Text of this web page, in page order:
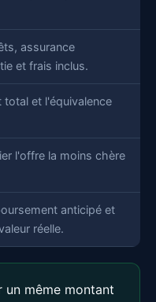
assurance
et frais inclus.
total et l'équivalence
l'offre la moins chère
anticipé et
réelle.
un même montant